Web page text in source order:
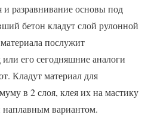
и разравнивание основы под
бетон кладут слой рулонной
послужит
его сегодняшние аналоги
Кладут материал для
в 2 слоя, клея их на мастику
вариантом.